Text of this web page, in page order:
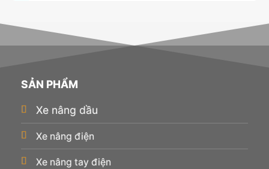
SẢN PHẨM
Xe nâng dầu
Xe nâng điện
Xe nâng tay điện